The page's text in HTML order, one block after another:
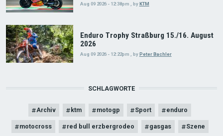
Aug 09 2026 - 12:38pm byKTM
Enduro Trophy Straßburg 15./16. August
2026
Aug 09 2026 - 12:22pm byPeter Bachler
SCHLAGWORTE
Archiv ktm motogp Sport enduro
motocross red bull erzbergrodeo gasgas Szene